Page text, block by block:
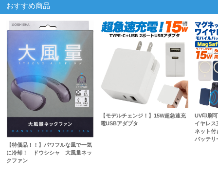
おすすめ商品
【特価品！！】パワフルな風で一気
に冷却！ ドウシシャ 大風量ネッ
クファン
【モデルチェンジ！】15W超急速充
電USBアダプタ
UV印刷
イヤレス
ネット付
バッテリ